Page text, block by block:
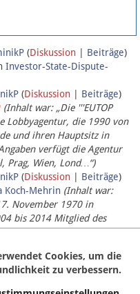
(Diskussion Beiträge)
Investor-State-Dispute-
(Diskussion Beiträge)
(Inhalt war: „Die '''EUTOP
Lobbyagentur, die 1990 von
und ihren Hauptsitz in
verfügt die Agentur
Prag, Wien, Lond…“)
(Diskussion Beiträge)
Koch-Mehrin (Inhalt war:
November 1970 in
bis 2014 Mitglied des
November 2014 ist sie für
Cookies, um die
zu verbessern.